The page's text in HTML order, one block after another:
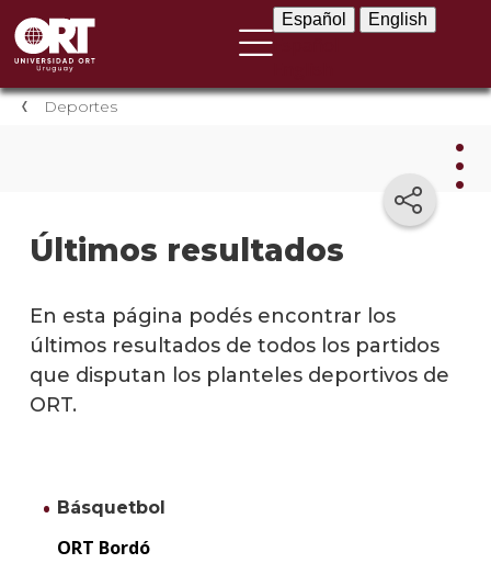
Español English
Deportes
Últimos resultados
En esta página podés encontrar los
últimos resultados de todos los partidos
que disputan los planteles deportivos de
ORT.
Básquetbol
ORT Bordó